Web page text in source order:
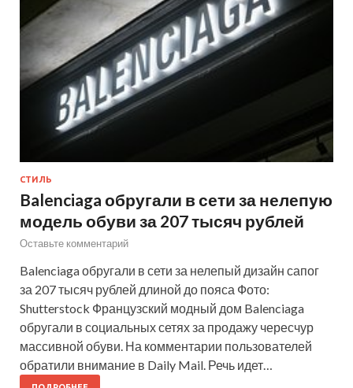
СТИЛЬ
Balenciaga обругали в сети за нелепую
модель обуви за 207 тысяч рублей
Оставьте комментарий
Balenciaga обругали в сети за нелепый дизайн сапог
за 207 тысяч рублей длиной до пояса Фото:
Shutterstock Французский модный дом Balenciaga
обругали в социальных сетях за продажу чересчур
массивной обуви. На комментарии пользователей
обратили внимание в Daily Mail. Речь идет…